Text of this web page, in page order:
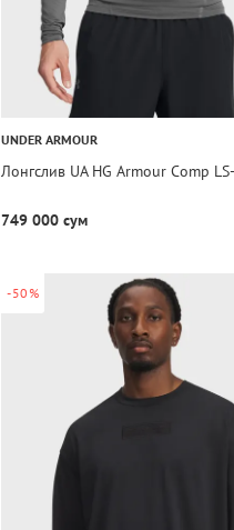
UNDER ARMOUR
Лонгслив UA HG Armour Comp
749 000 сум
-50%